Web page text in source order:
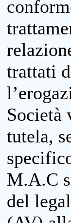
trattati
Società
tutela,
M.A.C
del